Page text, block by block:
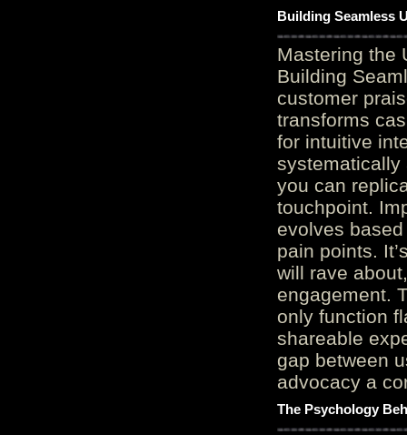
Building Seamless
Mastering the
Building
customer
transforms
for intuitive
systematically
you can
touchpoint.
evolves
pain points.
will rave
engagement.
only function
shareable
gap between
advocacy a
The Psychology